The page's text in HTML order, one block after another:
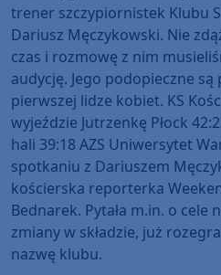
trener szczypiornistek Klubu
Dariusz Męczykowski. Nie
czas i rozmowę z nim
audycję. Jego podopieczne
pierwszej lidze kobiet. KS
wyjeździe Jutrzenkę Płock
hali 39:18 AZS Uniwersytet
spotkaniu z Dariuszem
kościerska reporterka
Bednarek. Pytała m.in. o cele
zmiany w składzie, już
nazwę klubu.